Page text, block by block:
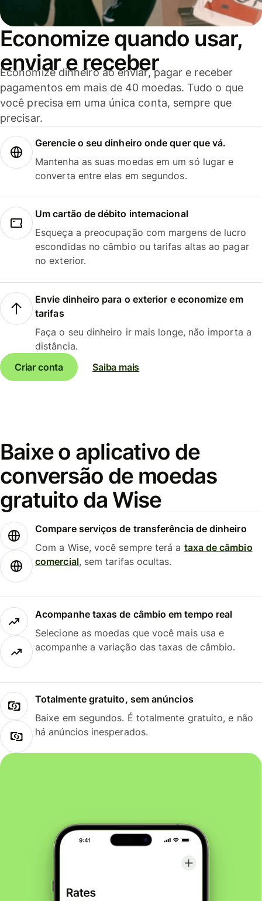
Economize quando usar,
enviar e receber
Economize dinheiro ao enviar, pagar e receber
pagamentos em mais de 40 moedas. Tudo o que
você precisa em uma única conta, sempre que
precisar.
Gerencie o seu dinheiro onde quer que vá.
Mantenha as suas moedas em um só lugar e
converta entre elas em segundos.
Um cartão de débito internacional
Esqueça a preocupação com margens de lucro
escondidas no câmbio ou tarifas altas ao pagar
no exterior.
Envie dinheiro para o exterior e economize em
tarifas
Faça o seu dinheiro ir mais longe, não importa a
distância.
Criar conta
Saiba mais
Baixe o aplicativo de
conversão de moedas
gratuito da Wise
Compare serviços de transferência de dinheiro
Com a Wise, você sempre terá a taxa de câmbio
comercial, sem tarifas ocultas.
Acompanhe taxas de câmbio em tempo real
Selecione as moedas que você mais usa e
acompanhe a variação das taxas de câmbio.
Totalmente gratuito, sem anúncios
Baixe em segundos. É totalmente gratuito, e não
há anúncios inesperados.